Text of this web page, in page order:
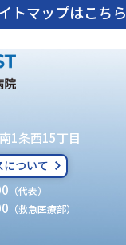
トマップはこちら
1条西15丁目
について
（代表）
（救急医療部）